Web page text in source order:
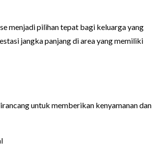
menjadi pilihan tepat bagi keluarga yang
jangka panjang di area yang memiliki
untuk memberikan kenyamanan dan